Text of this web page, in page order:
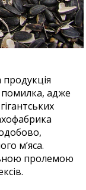
помилка, адже
м’яса.
пролемою